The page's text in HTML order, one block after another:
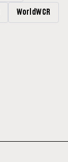
WorldWCR